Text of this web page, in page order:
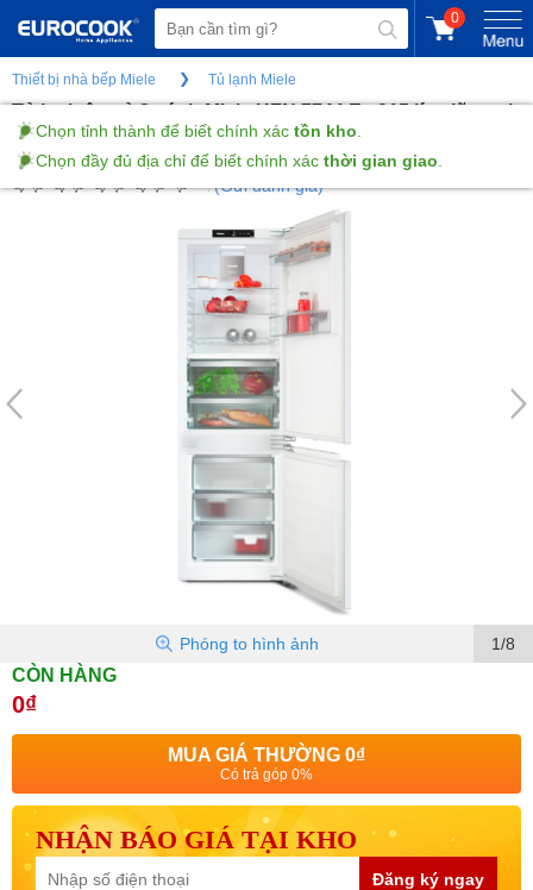
0
Thiết bị nhà bếp Miele Tủ lạnh Miele
Tủ lạnh âm tủ 2 cánh Miele KFN 7744 E - 315 lít, giữ tươi
lâu với PerfectFresh Pro
(Gửi đánh giá)
1/8
Phóng to hình ảnh
CÒN HÀNG
0₫
MUA GIÁ THƯỜNG 0₫
Có trả góp 0%
NHẬN BÁO GIÁ TẠI KHO
Đăng ký ngay